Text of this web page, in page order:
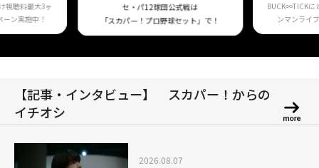
視聴料最大3ヶ
ン実施中！
セ・パ12球団公式戦は
「スカパー！プロ野球セット」で！
BUCK∞TICKに
ンマンライ
【記事・インタビュー】 スカパー！からの
イチオシ
2026.08.07